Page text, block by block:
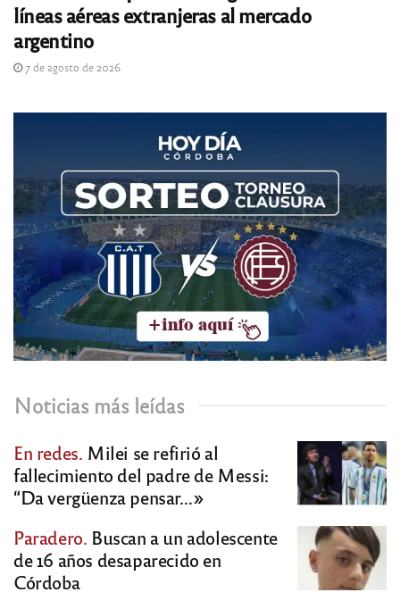
líneas aéreas extranjeras al mercado
argentino
7 de agosto de 2026
Noticias más leídas
En redes. Milei se refirió al
fallecimiento del padre de Messi:
“Da vergüenza pensar…»
Paradero. Buscan a un adolescente
de 16 años desaparecido en
Córdoba